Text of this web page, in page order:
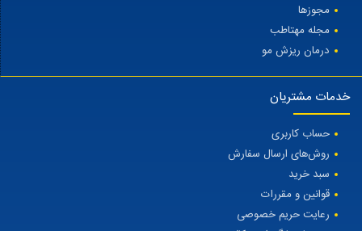
مجوزها
مجله مهتاطب
درمان ریزش مو
خدمات مشتریان
حساب کاربری
روش‌های ارسال سفارش
سبد خرید
قوانین و مقررات
رعایت حریم خصوصی